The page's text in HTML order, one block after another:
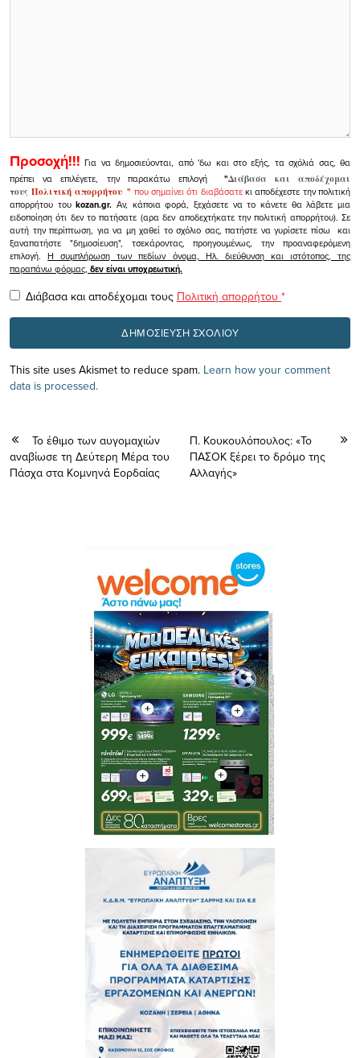
Προσοχή!!! Για να δημοσιεύονται, από 'δω και στο εξής, τα σχόλιά σας, θα
πρέπει να επιλέγετε, την παρακάτω επιλογή
"Διάβασα και αποδέχομαι
τουςΠολιτική απορρήτου" που σημαίνει ότι διαβάσατεκι αποδέχεστε την πολιτική
απορρήτου τουkozan.gr. Αν, κάποια φορά, ξεχάσετε να το κάνετε θα λάβετε μια
ειδοποίηση ότι δεν το πατήσατε (αρα δεν αποδεχτήκατε την πολιτική απορρήτου). Σε
αυτή την περίπτωση, για να μη χαθεί το σχόλιο σας, πατήστε να γυρίσετε πίσω και
ξαναπατήστε "δημοσίευση", τσεκάροντας, προηγουμένως, την προαναφερόμενη
επιλογή.Η συμπλήρωση των πεδίων όνομα, Ηλ. διεύθυνση και ιστότοπος, της
παραπάνω φόρμας, δεν είναι υποχρεωτική.
Διάβασα και αποδέχομαι τους Πολιτική απορρήτου *
This site uses Akismet to reduce spam. Learn how your comment
data is processed.
Το έθιμο των αυγομαχιών
αναβίωσε τη Δεύτερη Μέρα του
Πάσχα στα Κομνηνά Εορδαίας
Π. Κουκουλόπουλος: «Το
ΠΑΣΟΚ ξέρει το δρόμο της
Αλλαγής»